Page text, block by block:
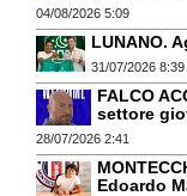
04/08/2026 5:09
LUNANO.
31/07/2026 8:39
FALCO
settore
28/07/2026 2:41
Edoardo